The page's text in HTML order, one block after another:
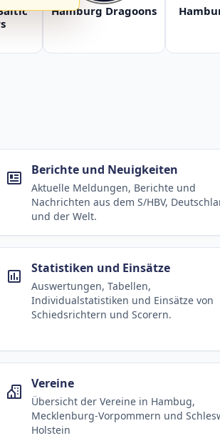
Hamburg Dragoons
Berichte und Neuigkeiten
Aktuelle Meldungen, Berichte und
Nachrichten aus dem S/HBV,
und der Welt.
Statistiken und Einsätze
Auswertungen, Tabellen,
Individualstatistiken und Einsätze von
Schiedsrichtern und Scorern.
Vereine
Übersicht der Vereine in Hambug,
Mecklenburg-Vorpommern und
Holstein